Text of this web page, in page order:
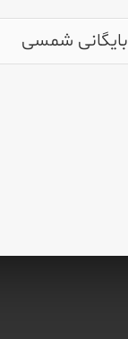
بایگانی شمسی